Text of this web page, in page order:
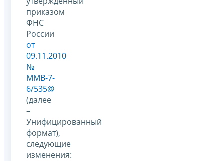
приказом
ФНС
России
от
09.11.2010
№
ММВ-7-
6/535@
(далее
–
Унифицированный
формат),
следующие
изменения: